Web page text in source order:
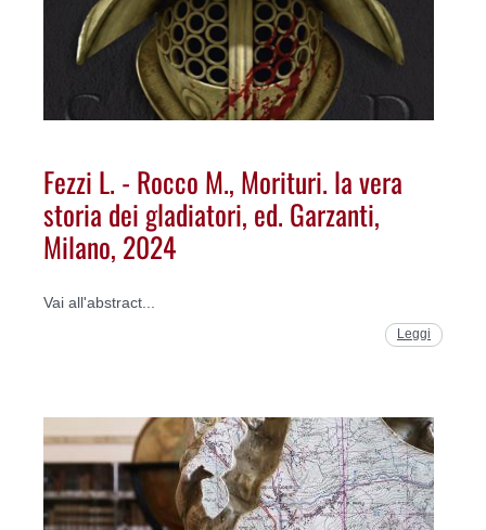
Fezzi L. - Rocco M., Morituri. la vera
storia dei gladiatori, ed. Garzanti,
Milano, 2024
Vai all'abstract...
Leggi